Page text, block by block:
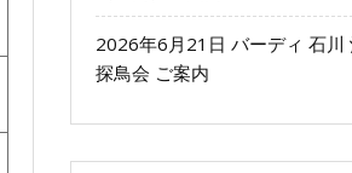
2026年6月21日 バーディ 石川
探鳥会 ご案内